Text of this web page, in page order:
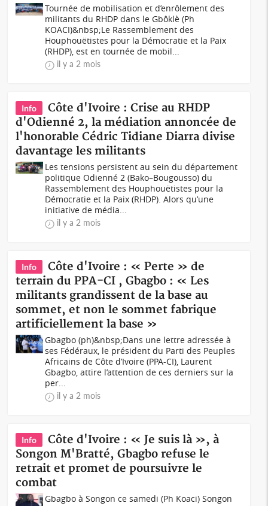
Tournée de mobilisation et d’enrôlement des
militants du RHDP dans le Gbôklè (Ph
KOACI)&nbsp;Le Rassemblement des
Houphouëtistes pour la Démocratie et la Paix
(RHDP), est en tournée de mobil...
il y a 2 mois
Info
Côte d'Ivoire : Crise au RHDP
d'Odienné 2, la médiation annoncée de
l'honorable Cédric Tidiane Diarra divise
davantage les militants
Les tensions persistent au sein du département
politique Odienné 2 (Bako–Bougousso) du
Rassemblement des Houphouëtistes pour la
Démocratie et la Paix (RHDP). Alors qu’une
initiative de média...
il y a 2 mois
Info
Côte d'Ivoire : « Perte » de
terrain du PPA-CI , Gbagbo : « Les
militants grandissent de la base au
sommet, et non le sommet fabrique
artificiellement la base »
Gbagbo (ph)&nbsp;Dans une lettre adressée à
ses Fédéraux, le président du Parti des Peuples
Africains de Côte d’Ivoire (PPA-CI), Laurent
Gbagbo, attire l’attention de ces derniers sur la
per...
il y a 2 mois
Info
Côte d'Ivoire : « Je suis là », à
Songon M'Bratté, Gbagbo refuse le
retrait et promet de poursuivre le
combat
Gbagbo à Songon ce samedi (Ph Koaci) Songon